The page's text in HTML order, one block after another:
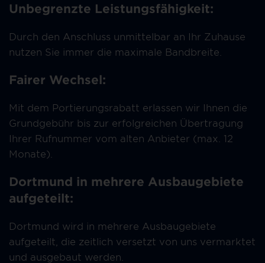
Unbegrenzte Leistungsfähigkeit:
Durch den Anschluss unmittelbar an Ihr Zuhause
nutzen Sie immer die maximale Bandbreite.
Fairer Wechsel:
Mit dem Portierungsrabatt erlassen wir Ihnen die
Grundgebühr bis zur erfolgreichen Übertragung
Ihrer Rufnummer vom alten Anbieter (max. 12
Monate).
Dortmund in mehrere Ausbaugebiete
aufgeteilt:
Dortmund wird in mehrere Ausbaugebiete
aufgeteilt, die zeitlich versetzt von uns vermarktet
und ausgebaut werden.